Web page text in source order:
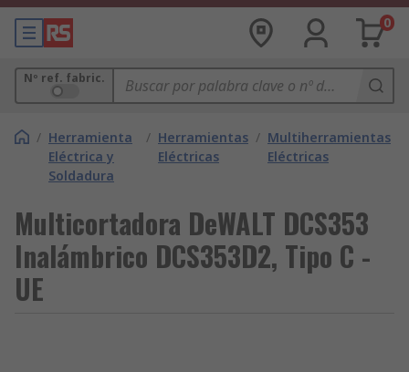
0
Nº ref. fabric.
/ Herramienta
Eléctrica y
Soldadura
/ Herramientas
Eléctricas
/ Multiherramientas
Eléctricas
Multicortadora DeWALT DCS353
Inalámbrico DCS353D2, Tipo C -
UE